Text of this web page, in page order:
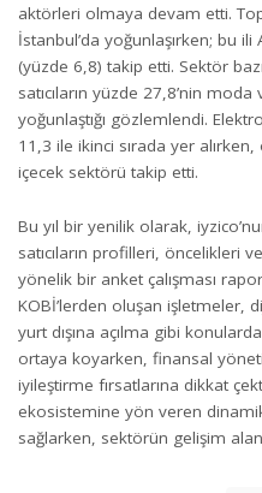
aktörleri olmaya devam etti.
İstanbul’da yoğunlaşırken; bu
(yüzde 6,8) takip etti. Sektör
satıcıların yüzde 27,8’nin
yoğunlaştığı gözlemlendi.
11,3 ile ikinci sırada yer
içecek sektörü takip etti.
Bu yıl bir yenilik olarak,
satıcıların profilleri, öncelikleri
yönelik bir anket çalışması
KOBİ’lerden oluşan işletmeler,
yurt dışına açılma gibi
ortaya koyarken, finansal
iyileştirme fırsatlarına dikkat
ekosistemine yön veren
sağlarken, sektörün gelişim